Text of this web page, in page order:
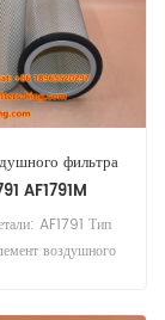
фильтра
AF1791M
AF1791 Тип
воздушного